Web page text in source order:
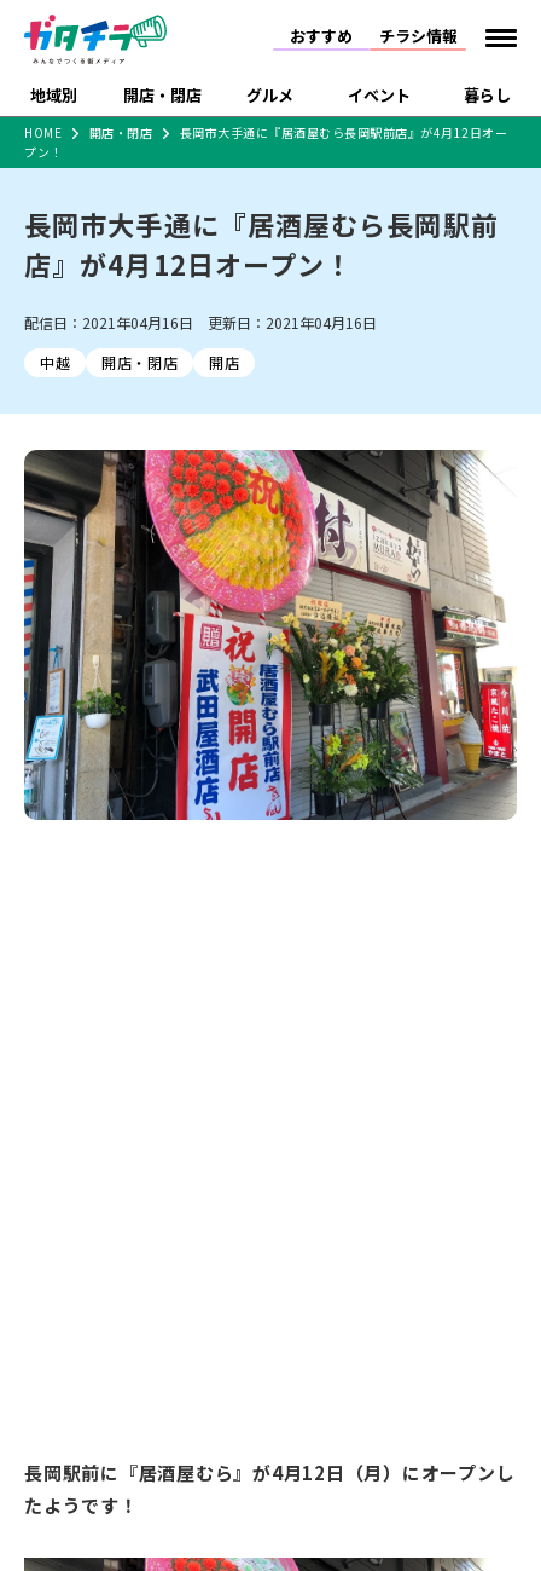
おすすめ チラシ情報
地域別 開店・閉店 グルメ イベント 暮らし
新潟市 下越
中越 上越
佐渡
新潟市中央区 新潟市東区 新潟市西区
新潟市北区
新潟市南区
新潟市江南区 新潟市秋葉区
新潟市西蒲区
村上・関川
新発田・聖籠
胎内・粟島
三条・加茂・田上
五泉・阿賀野・阿賀
燕・弥彦
長岡・見附
小千谷・十日町・津南
魚沼・南魚沼・湯沢
柏崎・刈羽・出雲崎
上越・妙高・糸魚川
開店 閉店
リニューアル・移転 休業 開店まとめ
新潟市・開店
新潟市・閉店
ラーメン・開店
ラーメン・閉店
ラーメン 現地レポート
和食 洋食
スイーツ ランチ
ご当地グルメ 食べ歩き テイクアウト
季節・期間限定
カフェ
居酒屋・バー 焼肉
パスタ
パン・ベーカリー
タレカツ・豚カツ
デカ盛り・大盛り
旨辛・激辛
定食・町定食 海鮮・鮨
そば・うどん
日本酒・新潟清酒
ワイン・クラフトビール
ケーキ・パフェ
ビアガーデン・暑気払い
忘新年会・歓送迎会
体験・販売 祭り・伝統行事
趣味・展示会 ライブ・コンサート
スポーツ
にいがた酒の陣・新潟
セミナー・講演会 子ども向け 花火大会
入場無料
住宅展示場
完成見学会 学生スポーツ アルビレックス
施設・ショップ
住宅メーカー・工務
店
食品メーカー・県産
品
習い事・塾 アパレル・雑貨
フィットネス・ジム
観光スポット
温泉・入浴 ホテル 旅館
水族館
リラクゼーション・整体
スキー場
リユース・買取
病院・クリニック
イオンモール
ラブラ万代・ラブラ2
ビルボードプレイスBP
新潟伊勢丹
ピア万代
リバーサイド千秋
パティオPATIO
特売セール インタビュー
特集・まとめ記事
セツコママ ランキング
ショッピングモール・
大型施設
ドラッグストア・ホーム
センター
ファッション
インテリア・雑貨
外食・テイクアウト
新車・中古車・カー用品
旅行・レジャー
家電・携帯電話
冠婚葬祭
習い事・塾 通販・EC イベント
求人
官公庁・自治体
新潟市 チラシ
長岡・見附 チラシ
上越・妙高・糸魚川 チラシ
注目 チラシ
週末セール
火曜セール
オープン・リニューアルセール
周年祭・感謝祭セール
年末・初売りセール
HOME 開店・閉店
長岡市大手通に『居酒屋むら長岡駅前店』が4月12日オー
プン！
長岡市大手通に『居酒屋むら長岡駅前
店』が4月12日オープン！
配信日：2021年04月16日 更新日：2021年04月16日
中越
開店・閉店 開店
長岡駅前に『居酒屋むら』が4月12日（月）にオープンし
たようです！